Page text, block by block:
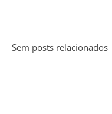
Sem posts relacionados